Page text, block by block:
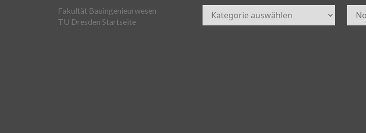
Fakultät Bauingenieurwesen
TU Dresden Startseite
Kategorien Archiv